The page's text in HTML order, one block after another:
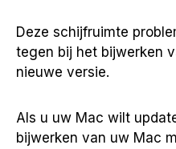
Deze schijfruimte
tegen bij het bijwerken
nieuwe versie.
Als u uw Mac wilt
bijwerken van uw Mac